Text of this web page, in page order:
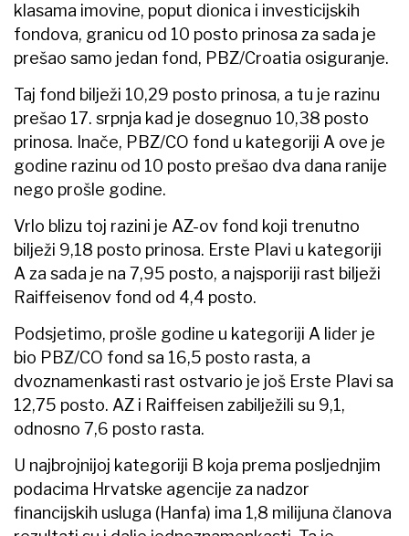
klasama imovine, poput dionica i investicijskih
fondova, granicu od 10 posto prinosa za sada je
prešao samo jedan fond, PBZ/Croatia osiguranje.
Taj fond bilježi 10,29 posto prinosa, a tu je razinu
prešao 17. srpnja kad je dosegnuo 10,38 posto
prinosa. Inače, PBZ/CO fond u kategoriji A ove je
godine razinu od 10 posto prešao dva dana ranije
nego prošle godine.
Vrlo blizu toj razini je AZ-ov fond koji trenutno
bilježi 9,18 posto prinosa. Erste Plavi u kategoriji
A za sada je na 7,95 posto, a najsporiji rast bilježi
Raiffeisenov fond od 4,4 posto.
Podsjetimo, prošle godine u kategoriji A lider je
bio PBZ/CO fond sa 16,5 posto rasta, a
dvoznamenkasti rast ostvario je još Erste Plavi sa
12,75 posto. AZ i Raiffeisen zabilježili su 9,1,
odnosno 7,6 posto rasta.
U najbrojnijoj kategoriji B koja prema posljednjim
podacima Hrvatske agencije za nadzor
financijskih usluga (Hanfa) ima 1,8 milijuna članova